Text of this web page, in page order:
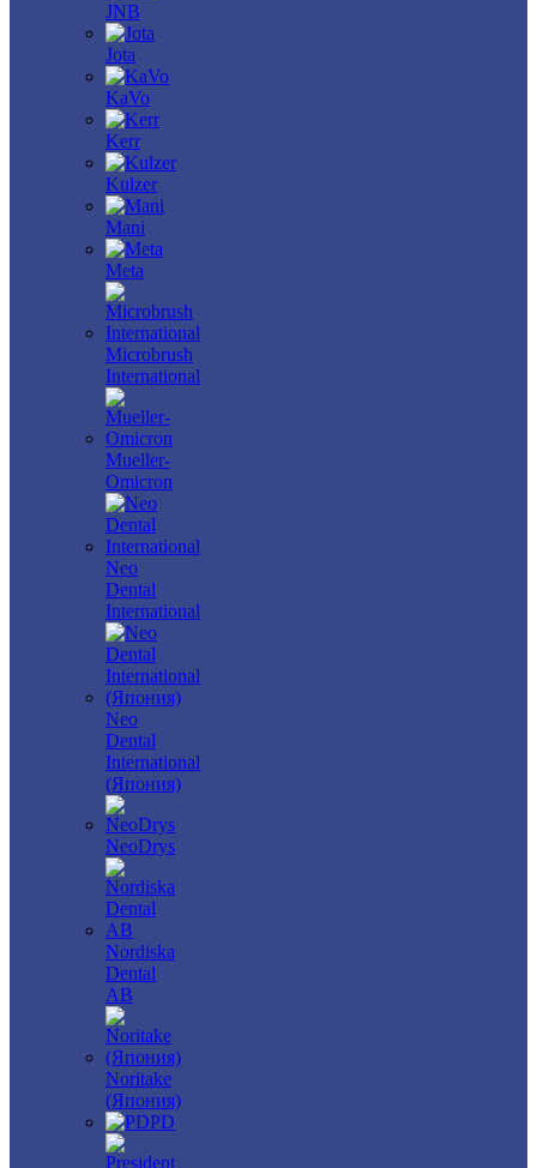
JNB
Jota
KaVo
Kerr
Kulzer
Mani
Meta
Microbrush
International
Mueller-
Omicron
Neo
Dental
International
Neo
Dental
International
(Япония)
NeoDrys
Nordiska
Dental
AB
Noritake
(Япония)
PD